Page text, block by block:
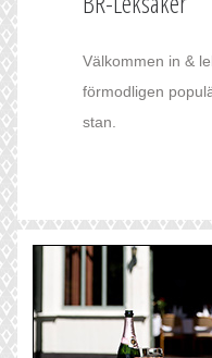
Välkommen in &
förmodligen
stan.